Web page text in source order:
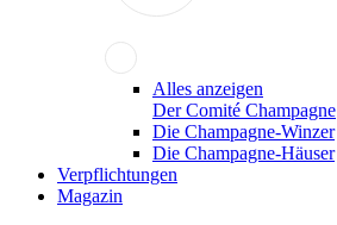
Alles anzeigen
Der Comité Champagne
Die Champagne-Winzer
Die Champagne-Häuser
Verpflichtungen
Magazin